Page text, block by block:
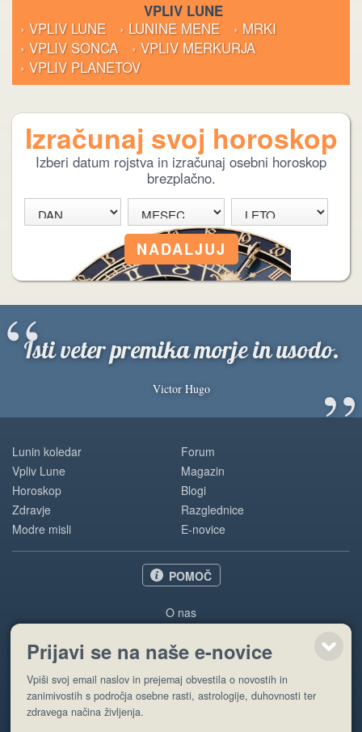
VPLIV LUNE
› VPLIV LUNE
› LUNINE MENE
› MRKI
› VPLIV SONCA
› VPLIV MERKURJA
› VPLIV PLANETOV
Izračunaj svoj horoskop
Izberi datum rojstva in izračunaj osebni horoskop
brezplačno.
Isti veter premika morje in usodo.
Victor Hugo ”
“
Lunin koledar
Vpliv Lune
Horoskop
Zdravje
Modre misli
Forum
Magazin
Blogi
Razglednice
E-novice
POMOČ
O nas
Pogoji uporabe
Pošlji stran
Prijavi se na naše e-novice
Vpiši svoj email naslov in prejemaj obvestila o novostih in
zanimivostih s področja osebne rasti, astrologije, duhovnosti ter
zdravega načina življenja.